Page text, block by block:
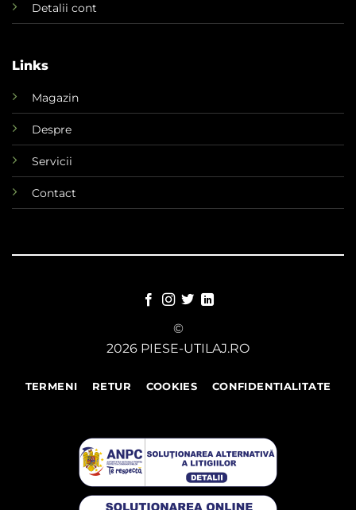
Detalii cont
Links
Magazin
Despre
Servicii
Contact
©
2026 PIESE-UTILAJ.RO
TERMENI RETUR COOKIES CONFIDENTIALITATE